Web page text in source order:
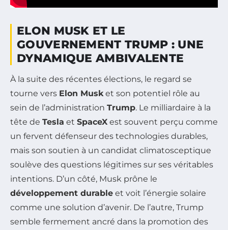
ELON MUSK ET LE
GOUVERNEMENT TRUMP : UNE
DYNAMIQUE AMBIVALENTE
À la suite des récentes élections, le regard se
tourne vers Elon Musk et son potentiel rôle au
sein de l’administration Trump. Le milliardaire à la
tête de Tesla et SpaceX est souvent perçu comme
un fervent défenseur des technologies durables,
mais son soutien à un candidat climatosceptique
soulève des questions légitimes sur ses véritables
intentions. D’un côté, Musk prône le
développement durable et voit l’énergie solaire
comme une solution d’avenir. De l’autre, Trump
semble fermement ancré dans la promotion des